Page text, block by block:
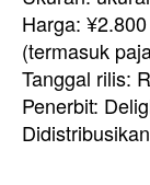
Harga:
(termasuk
Tanggal rilis:
Penerbit: